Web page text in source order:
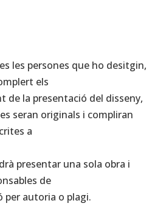
les persones que ho desitgin,
els
de la presentació del disseny,
seran originals i compliran
a
presentar una sola obra i
de
per autoria o plagi.